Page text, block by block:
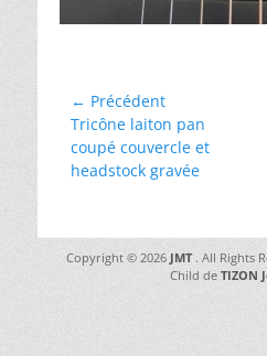
Navigation
de
l’article
← Précédent
Article
précédent :
Tricône laiton pan
coupé couvercle et
headstock gravée
Copyright © 2026 JMT . All Rights
Child de TIZON